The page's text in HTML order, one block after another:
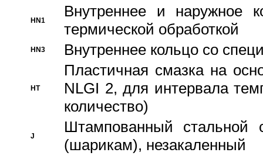
HN1
Bнутреннее и наружное
термической обработкой
HN3 Внутреннее кольцо со
HT
Пластичная смазка на
NLGI 2, для интервала
количество)
J
Штампованный стальной
(шарикам), незакаленный